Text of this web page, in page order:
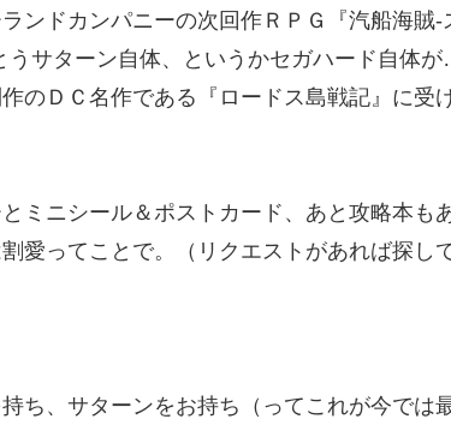
ンドカンパニーの次回作ＲＰＧ『汽船海賊-
うサターン自体、というかセガハード自体
のＤＣ名作である『ロードス島戦記』に受
ミニシール＆ポストカード、あと攻略本も
愛ってことで。（リクエストがあれば探し
ち、サターンをお持ち（ってこれが今では